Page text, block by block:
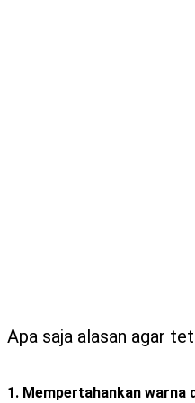
Apa saja alasan agar
1. Mempertahankan warna